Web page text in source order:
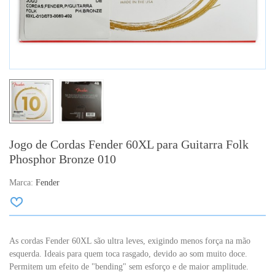
Jogo de Cordas Fender 60XL para Guitarra Folk
Phosphor Bronze 010
Marca: Fender
As cordas Fender 60XL são ultra leves, exigindo menos força na mão
esquerda. Ideais para quem toca rasgado, devido ao som muito doce.
Permitem um efeito de "bending" sem esforço e de maior amplitude.